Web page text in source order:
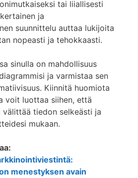
tai liiallisesti
ja
suunnittelu auttaa lukijoita
nopeasti ja tehokkaasti.
sinulla on mahdollisuus
ja varmistaa sen
Kiinnitä huomiota
voit luottaa siihen, että
välittää tiedon selkeästi ja
mukaan.
menestyksen avain